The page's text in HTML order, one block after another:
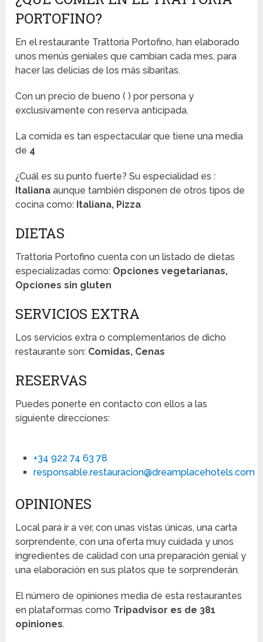
PORTOFINO?
En el restaurante Trattoria Portofino, han elaborado
unos menús geniales que cambian cada mes, para
hacer las delicias de los más sibaritas.
Con un precio de bueno ( ) por persona y
exclusivamente con reserva anticipada.
La comida es tan espectacular que tiene una media
de 4
¿Cuál es su punto fuerte? Su especialidad es :
Italianaaunque también disponen de otros tipos de
cocina como: Italiana, Pizza
DIETAS
Trattoria Portofino cuenta con un listado de dietas
especializadas como: Opciones vegetarianas,
Opciones sin gluten
SERVICIOS EXTRA
Los servicios extra o complementarios de dicho
restaurante son: Comidas, Cenas
RESERVAS
Puedes ponerte en contacto con ellos a las
siguiente direcciones:
+34 922 74 63 78
responsable.restauracion@dreamplacehotels.com
OPINIONES
Local para ir a ver, con unas vistas únicas, una carta
sorprendente, con una oferta muy cuidada y unos
ingredientes de calidad con una preparación genial y
una elaboración en sus platos que te sorprenderán.
El número de opiniones media de esta restaurantes
en plataformas como Tripadvisor es de 381
opiniones.